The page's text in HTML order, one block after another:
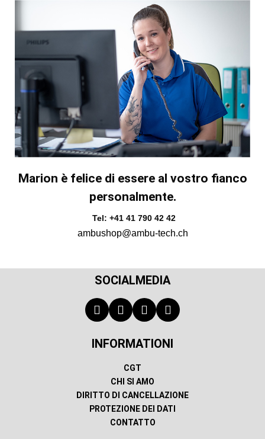
Marion è felice di essere al vostro fianco
personalmente.
Tel: +41 41 790 42 42
ambushop@ambu-tech.ch
SOCIALMEDIA
INFORMATIONI
CGT
CHI SI AMO
DIRITTO DI CANCELLAZIONE
PROTEZIONE DEI DATI
CONTATTO